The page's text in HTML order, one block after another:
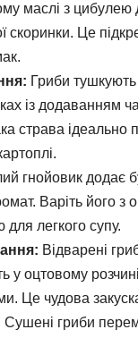
маслі з цибулею
скоринки. Це
Гриби тушкують
із додаванням
страва ідеально
гнойовик додає
Варіть його з
легкого супу.
Відварені
у оцтовому
Це чудова
Сушені гриби